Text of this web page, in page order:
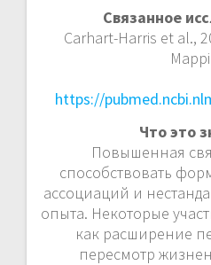
Связанное
Carhart-Harris et al.,
https://
Что это
Повышенная
способствовать
ассоциаций и
опыта. Некоторые
как расширение
пересмотр